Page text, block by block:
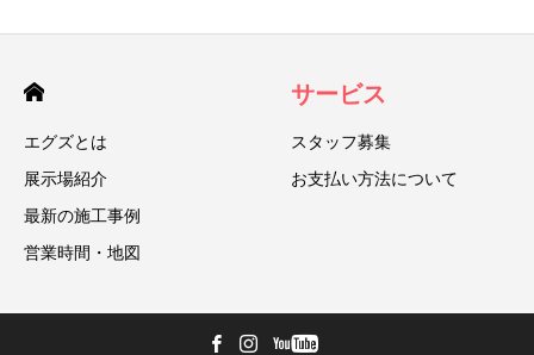
エグズとは
展示場紹介
最新の施工事例
営業時間・地図
サービス
スタッフ募集
お支払い方法について